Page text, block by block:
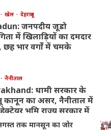
खेल देहरादून
जनपदीय जूडो
में खिलाड़ियों का दमदार
छह भार वर्गों में चमके
नैनीताल
धामी सरकार के
का असर, नैनीताल में
भूमि राज्य सरकार में
और आंगनबाड़ी पुरस्कार से